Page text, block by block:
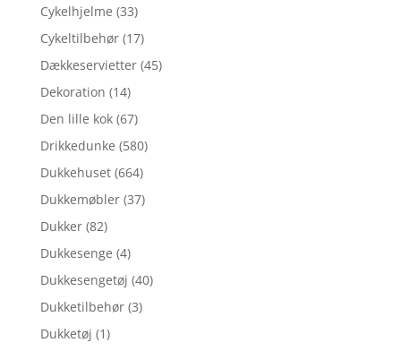
Cykelhjelme (33)
Cykeltilbehør (17)
Dækkeservietter (45)
Dekoration (14)
Den lille kok (67)
Drikkedunke (580)
Dukkehuset (664)
Dukkemøbler (37)
Dukker (82)
Dukkesenge (4)
Dukkesengetøj (40)
Dukketilbehør (3)
Dukketøj (1)